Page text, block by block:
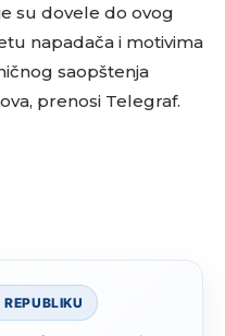
su dovele do ovog
napadača i motivima
saopštenja
prenosi Telegraf.